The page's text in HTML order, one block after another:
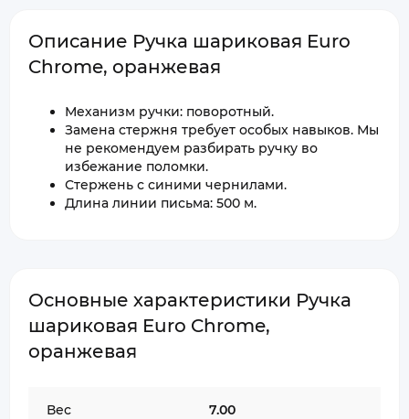
Описание Ручка шариковая Euro
Chrome, оранжевая
Механизм ручки: поворотный.
Замена стержня требует особых навыков. Мы
не рекомендуем разбирать ручку во
избежание поломки.
Стержень с синими чернилами.
Длина линии письма: 500 м.
Основные характеристики Ручка
шариковая Euro Chrome,
оранжевая
Вес 7.00